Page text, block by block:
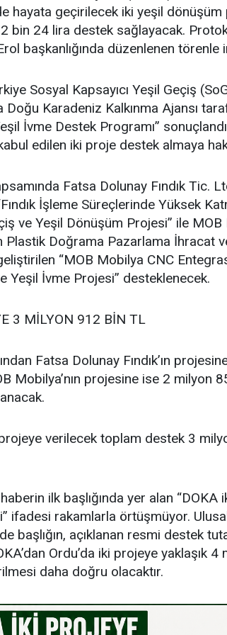
hayata geçirilecek iki yeşil
bin 24 lira destek sağlayacak.
başkanlığında düzenlenen törenle
Sosyal Kapsayıcı Yeşil Geçiş
Doğu Karadeniz Kalkınma Ajansı
İvme Destek Programı”
edilen iki proje destek almaya
Fatsa Dolunay Fındık Tic.
İşleme Süreçlerinde Yüksek
ve Yeşil Dönüşüm Projesi” ile
Plastik Doğrama Pazarlama İhracat
“MOB Mobilya CNC
Yeşil İvme Projesi” desteklenecek.
3 MİLYON 912 BİN TL
Fatsa Dolunay Fındık’ın
Mobilya’nın projesine ise 2 milyon
verilecek toplam destek 3
ilk başlığında yer alan “DOKA
ifadesi rakamlarla örtüşmüyor.
başlığın, açıklanan resmi destek
Ordu’da iki projeye yaklaşık
daha doğru olacaktır.